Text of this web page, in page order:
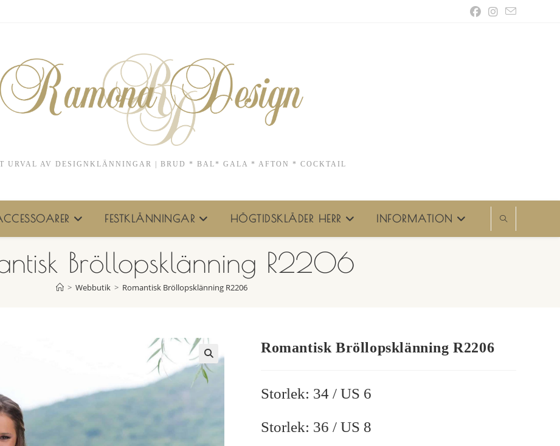
URVAL AV DESIGNKLÄNNINGAR | BRUD * BAL* GALA * AFTON * COCKTAIL
FESTKLÄNNINGAR HÖGTIDSKLÄDER HERR INFORMATION
Bröllopsklänning R2206
> Webbutik > Romantisk Bröllopsklänning R2206
Romantisk Bröllopsklänning R2206
Storlek: 34 / US 6
Storlek: 36 / US 8